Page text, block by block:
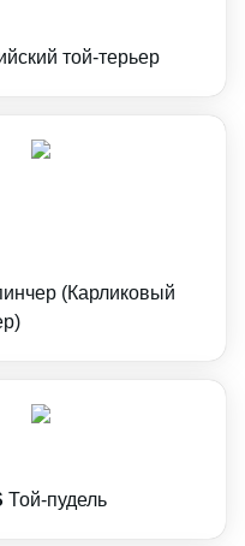
той-терьер
(Карликовый
Той-пудель